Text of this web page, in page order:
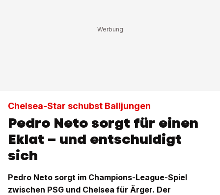
Chelsea-Star schubst Balljungen
Pedro Neto sorgt für einen
Eklat – und entschuldigt
sich
Pedro Neto sorgt im Champions-League-Spiel
zwischen PSG und Chelsea für Ärger. Der